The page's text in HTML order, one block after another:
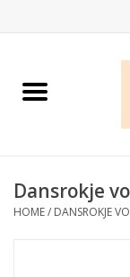
Home
Dans - cadeau’s
Dansrokje
HOME/ DANSROKJE